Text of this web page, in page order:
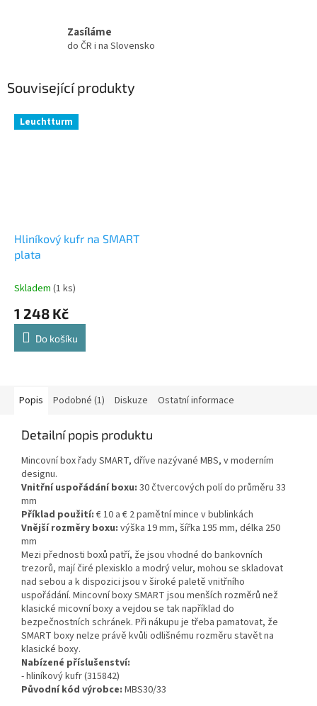
Zasíláme
do ČR i na Slovensko
Související produkty
Leuchtturm
Hliníkový kufr na SMART
plata
Skladem (1 ks)
1 248 Kč
Do košíku
Popis Podobné (1) Diskuze Ostatní informace
Detailní popis produktu
Mincovní box řady SMART, dříve nazývané MBS, v moderním
designu.
Vnitřní uspořádání boxu: 30 čtvercových polí do průměru 33
mm
Příklad použití: € 10 a € 2 pamětní mince v bublinkách
Vnější rozměry boxu: výška 19 mm, šířka 195 mm, délka 250
mm
Mezi přednosti boxů patří, že jsou vhodné do bankovních
trezorů, mají čiré plexisklo a modrý velur, mohou se skladovat
nad sebou a k dispozici jsou v široké paletě vnitřního
uspořádání. Mincovní boxy SMART jsou menších rozměrů než
klasické micovní boxy a vejdou se tak například do
bezpečnostních schránek. Při nákupu je třeba pamatovat, že
SMART boxy nelze právě kvůli odlišnému rozměru stavět na
klasické boxy.
Nabízené příslušenství:
- hliníkový kufr (315842)
Původní kód výrobce: MBS30/33